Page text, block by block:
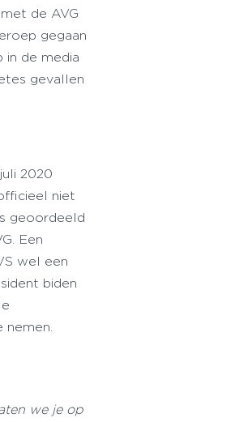
de AVG
gegaan
de media
gevallen
2020
niet
geoordeeld
Een
wel een
biden
nemen.
we je op